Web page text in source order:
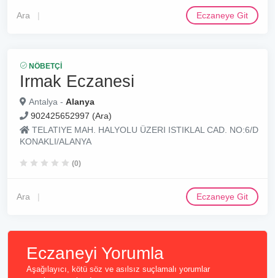
Ara Eczaneye Git
NÖBETÇI
Irmak Eczanesi
Antalya - Alanya
902425652997 (Ara)
TELATIYE MAH. HALYOLU ÜZERI ISTIKLAL CAD. NO:6/D
KONAKLI/ALANYA
(0)
Ara Eczaneye Git
Eczaneyi Yorumla
Aşağılayıcı, kötü söz ve asılsız suçlamalı yorumlar